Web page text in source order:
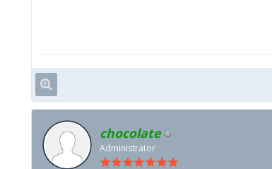
chocolate
Administrator